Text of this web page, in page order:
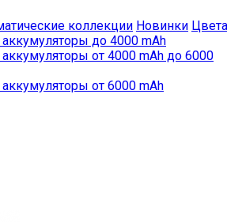
коллекции Новинки Цвета
до 4000 mAh
от 4000 mAh до 6000
от 6000 mAh